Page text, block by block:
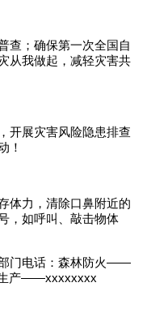
查；确保第一次全国自
从我做起，减轻灾害共
开展灾害风险隐患排查
！
体力，清除口鼻附近的
，如呼叫、敲击物体
门电话：森林防火——
产——xxxxxxxx